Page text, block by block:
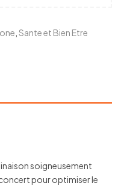
Sante et Bien Etre
soigneusement
pour optimiser le